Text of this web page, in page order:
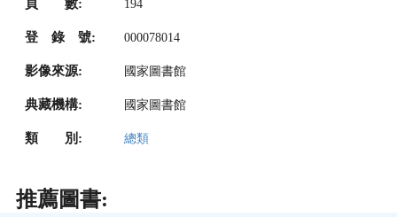
頁 數: 194
登 錄 號: 000078014
影像來源: 國家圖書館
典藏機構: 國家圖書館
類 別: 總類
推薦圖書: